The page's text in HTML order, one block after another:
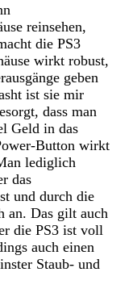
reinsehen,
die PS3
wirkt robust,
geben
ist sie mir
dass man
Geld in das
Button wirkt
lediglich
das
und durch die
an. Das gilt auch
die PS3 ist voll
auch einen
Staub- und